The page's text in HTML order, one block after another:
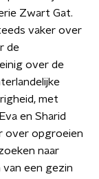
Zwart Gat.
vaker over
de
over de
met
en Sharid
over opgroeien
naar
een gezin